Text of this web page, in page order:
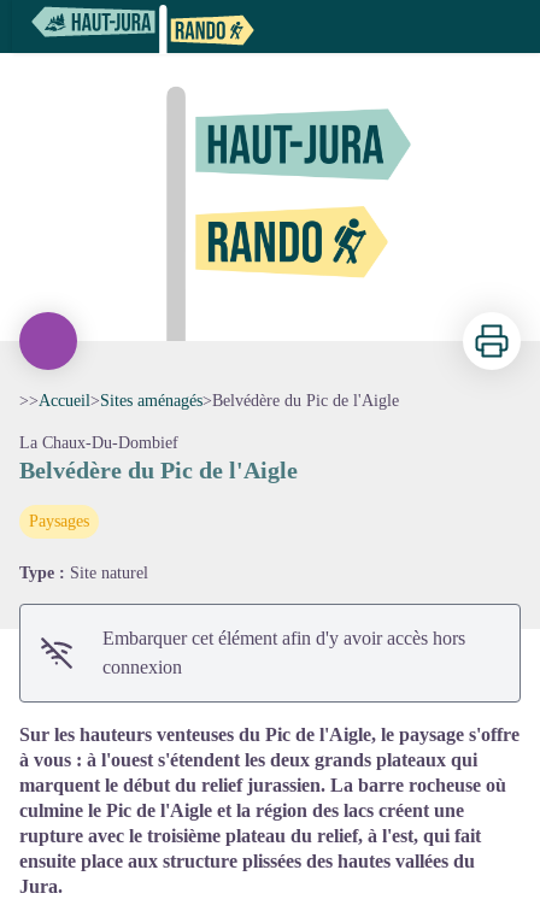
Belvédère du Pic de l'Aigle
Imprimer
>>Accueil>Sites aménagés>Belvédère du Pic de l'Aigle
La Chaux-Du-Dombief
Belvédère du Pic de l'Aigle
Paysages
Type : Site naturel
Embarquer cet élément afin d'y avoir accès hors
connexion
Sur les hauteurs venteuses du Pic de l'Aigle, le paysage s'offre
à vous : à l'ouest s'étendent les deux grands plateaux qui
marquent le début du relief jurassien. La barre rocheuse où
culmine le Pic de l'Aigle et la région des lacs créent une
rupture avec le troisième plateau du relief, à l'est, qui fait
ensuite place aux structure plissées des hautes vallées du
Jura.